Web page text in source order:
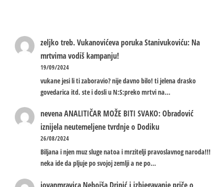
zeljko treb.Vukanovićeva poruka Stanivukoviću: Na
mrtvima vodiš kampanju!
19/09/2024
vukane jesi li ti zaboravio? nije davno bilo! ti jelena drasko
govedarica itd. ste i dosli u N:S:preko mrtvi na…
nevenaANALITIČAR MOŽE BITI SVAKO: Obradović
iznijela neutemeljene tvrdnje o Dodiku
26/08/2024
Biljana i njen muz sluge natoa i mrzitelji pravoslavnog naroda!!!
neka ide da pljuje po svojoj zemlji a ne po…